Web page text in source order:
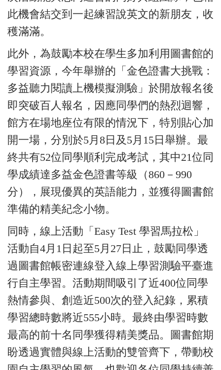
此機會結交到一起練習說英文的新朋友，收
穫滿滿。
此外，為鼓勵本校在學生多加利用圖書館的
學習資源，今年舉辦的「金色證書大挑戰：
多益聽力閱讀上機模擬測驗」於開放報名後
即突破百人報名，因應同學們的熱烈迴響，
館方在場地座位有限的情況下，特別貼心加
開一場，分別於5月8日及5月15日舉辦。最
終共有52位同學順利完成考試，其中21位同
學成績達多益金色證書等級（860－990
分），展現優異的英語能力，並獲得圖書館
準備的精美紀念小物。
同時，線上活動「Easy Test 學習馬拉松」
活動自4月1日起至5月27日止，鼓勵同學透
過圖書館帳密連線登入線上學習測驗平臺進
行自主學習。活動期間吸引了近400位同學
熱情參與、創造近500次的登入紀錄，累積
學習總時數將近555小時。最終由學習時數
最高的前十名同學獲得精美獎品。圖書館期
盼透過實體與線上活動的雙管齊下，帶動校